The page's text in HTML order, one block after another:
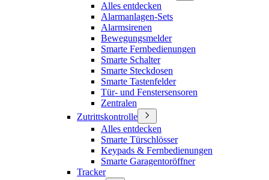
Alles entdecken
Alarmanlagen-Sets
Alarmsirenen
Bewegungsmelder
Smarte Fernbedienungen
Smarte Schalter
Smarte Steckdosen
Smarte Tastenfelder
Tür- und Fenstersensoren
Zentralen
Zutrittskontrolle
Alles entdecken
Smarte Türschlösser
Keypads & Fernbedienungen
Smarte Garagentoröffner
Tracker